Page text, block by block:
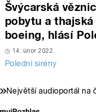
Švýcarská
pobytu a
boeing, hlásí
14. únor 2022
Polední sirény
Největší audioportál na